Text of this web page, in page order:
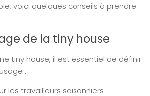
voici quelques conseils à prendre
de la tiny house
tiny house, il est essentiel de définir
:
les travailleurs saisonniers